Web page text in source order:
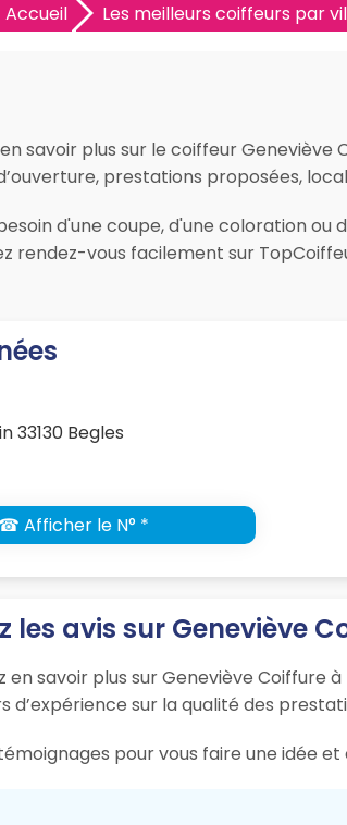
Accueil Les meilleurs coiffeurs par
savoir plus sur le coiffeur
prestations proposées,
d'une coupe, d'une coloration
rendez-vous facilement sur
33130 Begles
☎ Afficher le N° *
les avis sur Geneviève
en savoir plus sur Geneviève Coiffure
d’expérience sur la qualité des
pour vous faire une idée